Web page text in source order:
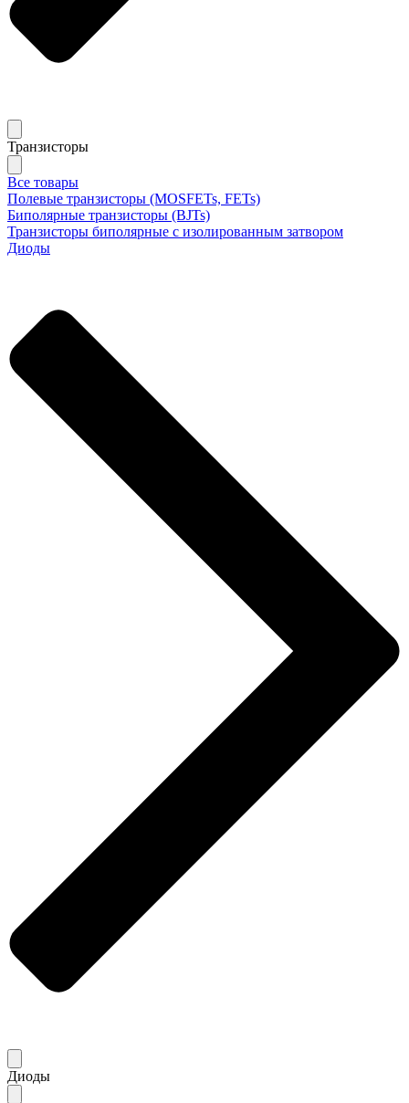
Транзисторы
Все товары
Полевые транзисторы (MOSFETs, FETs)
Биполярные транзисторы (BJTs)
Транзисторы биполярные с изолированным затвором
Диоды
Диоды